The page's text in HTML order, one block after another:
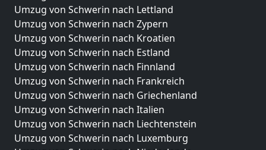
Umzug von Schwerin nach Lettland
Umzug von Schwerin nach Zypern
Umzug von Schwerin nach Kroatien
Umzug von Schwerin nach Estland
Umzug von Schwerin nach Finnland
Umzug von Schwerin nach Frankreich
Umzug von Schwerin nach Griechenland
Umzug von Schwerin nach Italien
Umzug von Schwerin nach Liechtenstein
Umzug von Schwerin nach Luxemburg